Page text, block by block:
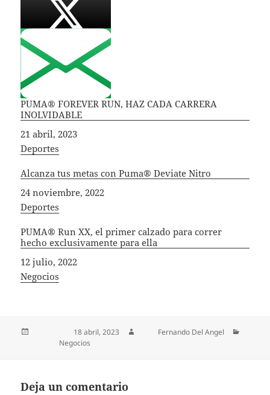
PUMA® FOREVER RUN, HAZ CADA CARRERA
INOLVIDABLE
Fecha
21 abril, 2023
In relation to
Deportes
Alcanza tus metas con Puma® Deviate Nitro
Fecha
24 noviembre, 2022
In relation to
Deportes
PUMA® Run XX, el primer calzado para correr
hecho exclusivamente para ella
Fecha
12 julio, 2022
In relation to
Negocios
18 abril, 2023
Fernando Del Angel
Negocios
Deja un comentario